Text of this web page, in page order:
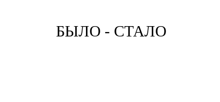
БЫЛО - СТАЛО